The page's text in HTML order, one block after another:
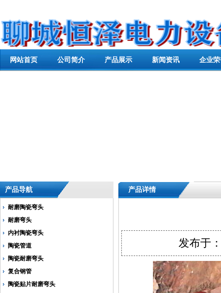
网站首页 公司简介 产品展示 新闻资讯 企业
产品导航
耐磨陶瓷弯头
耐磨弯头
内衬陶瓷弯头
陶瓷管道
陶瓷耐磨弯头
复合钢管
陶瓷贴片耐磨弯头
产品详情
发布于